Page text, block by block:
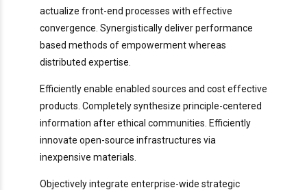
actualize front-end processes with effective
convergence. Synergistically deliver performance
based methods of empowerment whereas
distributed expertise.
Efficiently enable enabled sources and cost effective
products. Completely synthesize principle-centered
information after ethical communities. Efficiently
innovate open-source infrastructures via
inexpensive materials.
Objectively integrate enterprise-wide strategic